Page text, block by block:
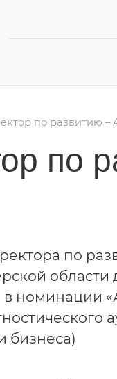
по развитию –
по
по
в номинации
бизнеса)